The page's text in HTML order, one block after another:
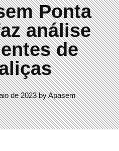
Ponta
análise
de
de 2023 byApasem